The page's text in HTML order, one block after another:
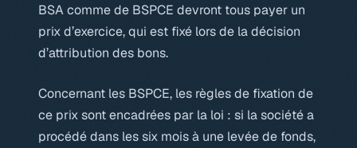
BSA comme de BSPCE devront tous payer un
prix d’exercice, qui est fixé lors de la décision
d’attribution des bons.
Concernant les BSPCE, les règles de fixation de
ce prix sont encadrées par la loi : si la société a
procédé dans les six mois à une levée de fonds,